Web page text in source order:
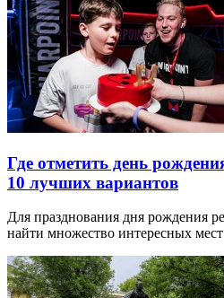
Где отметить день
10 лучших вариантов
Для празднования дня рождения
найти множество интересных